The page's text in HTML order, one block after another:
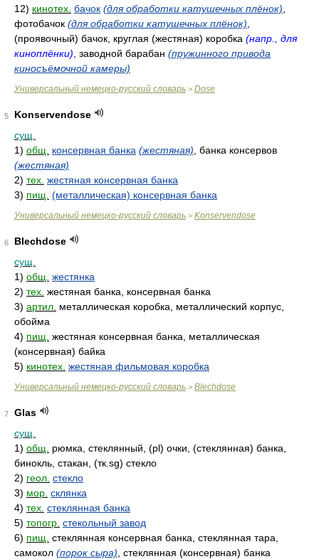
12) кинотех. бачок (для обработки катушечных плёнок)
фотобачок (для обработки катушечных плёнок)
(проявочный) бачок, круглая (жестяная) коробка (напр., для
киноплёнки) , заводной барабан (пружинного привода
киносъёмочной камеры)
Универсальный немецко-русский словарь > Dose
5
Konservendose
сущ.
1) общ. консервная банка (жестяная) , банка консервов
(жестяная)
2) тех. жестяная консервная банка
3) пищ. (металлическая) консервная банка
Универсальный немецко-русский словарь > Konservendose
6
Blechdose
сущ.
1) общ. жестянка
2) тех. жестяная банка, консервная банка
3) артил. металлическая коробка, металлический корпус,
обойма
4) пищ. жестяная консервная банка, металлическая
(консервная) байка
5) кинотех. жестяная фильмовая коробка
Универсальный немецко-русский словарь > Blechdose
7
Glas
сущ.
1) общ.
рюмка, стеклянный, (pl) очки, (стеклянная) банка,
бинокль, стакан, (тк.sg) стекло
2) геол. стекло
3) мор. склянка
4) тех. стеклянная банка
5) топогр. стекольный завод
6) пищ. стеклянная консервная банка, стеклянная тара,
самокол (порок сыра) , стеклянная (консервная) банка